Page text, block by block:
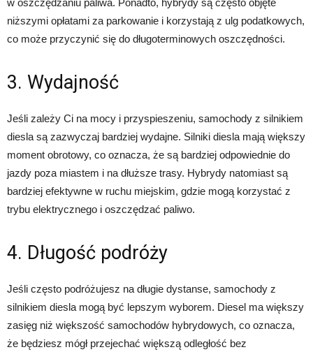
w oszczędzaniu paliwa. Ponadto, hybrydy są często objęte
niższymi opłatami za parkowanie i korzystają z ulg podatkowych,
co może przyczynić się do długoterminowych oszczędności.
3. Wydajność
Jeśli zależy Ci na mocy i przyspieszeniu, samochody z silnikiem
diesla są zazwyczaj bardziej wydajne. Silniki diesla mają większy
moment obrotowy, co oznacza, że są bardziej odpowiednie do
jazdy poza miastem i na dłuższe trasy. Hybrydy natomiast są
bardziej efektywne w ruchu miejskim, gdzie mogą korzystać z
trybu elektrycznego i oszczędzać paliwo.
4. Długość podróży
Jeśli często podróżujesz na długie dystanse, samochody z
silnikiem diesla mogą być lepszym wyborem. Diesel ma większy
zasięg niż większość samochodów hybrydowych, co oznacza,
że będziesz mógł przejechać większą odległość bez